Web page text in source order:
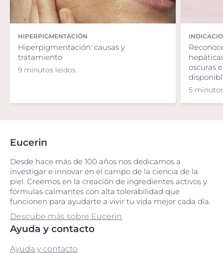
HIPERPIGMENTACIÓN
Hiperpigmentación: causas y
tratamiento
9 minutos leídos
oscuras
5
Eucerin
Desde hace más de 100 años nos dedicamos a
investigar e innovar en el campo de la ciencia de la
piel. Creemos en la creación de ingredientes activos y
fórmulas calmantes con alta tolerabilidad que
funcionen para ayudarte a vivir tu vida mejor cada día.
Descube más sobre Eucerin
Ayuda y contacto
Ayuda y contacto